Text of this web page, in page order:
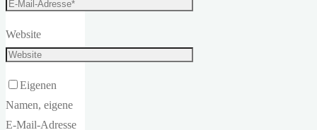
Website
Eigenen
Namen, eigene
E-Mail-Adresse